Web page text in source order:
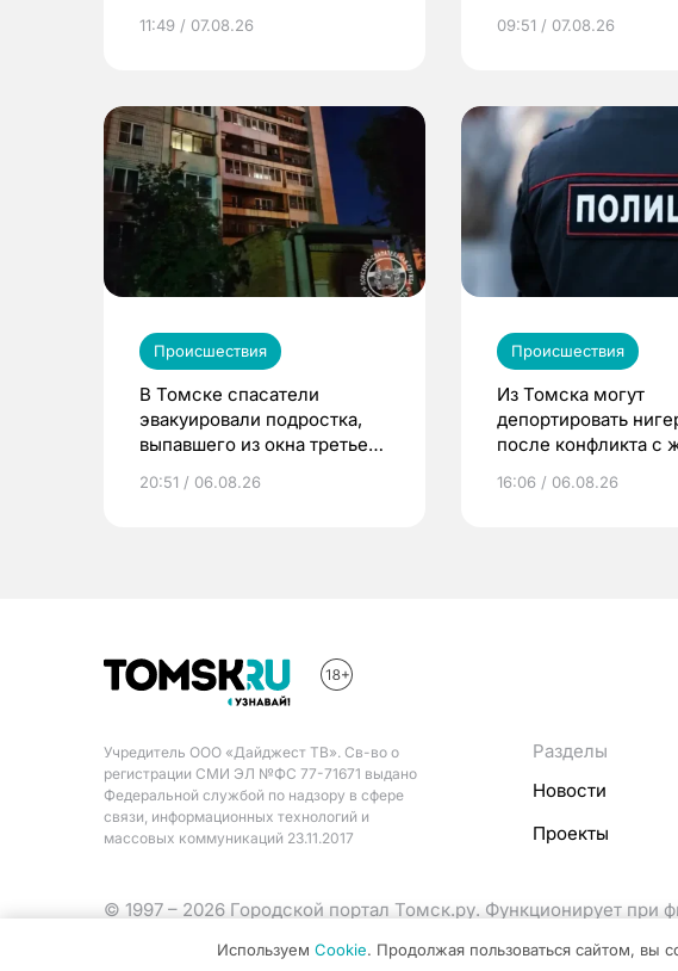
11:49 / 07.08.26 09:51 / 07.08.26
Происшествия
В Томске спасатели
эвакуировали подростка,
выпавшего из окна третьего
20:51 / 06.08.26
Происшествия
Из Томска могут
депортировать
после конфликта с
16:06 / 06.08.26
Учредитель ООО «Дайджест ТВ». Св-во о
регистрации СМИ ЭЛ №ФС 77-71671 выдано
Федеральной службой по надзору в сфере
связи, информационных технологий и
массовых коммуникаций 23.11.2017
Разделы
Новости
Проекты
© 1997 – 2026 Городской портал Томск.ру. Функционирует при
Используем Cookie. Продолжая пользоваться сайтом, вы